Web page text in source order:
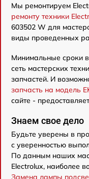
Мы ремонтируем
ремонту техники
603502 W для
виды проведенных
Минимальные сроки
сеть мастерских
запчастей. И
запчасть на модель
сайте -
Знаем свое дело
Будьте уверены в
с уверенностью
По данным наших
Electrolux, наиболее